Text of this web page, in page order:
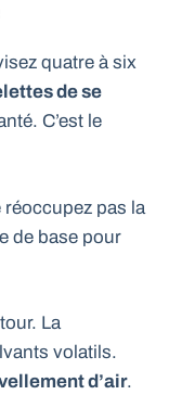
quatre à six
de se
C’est le
réoccupez pas la
de base pour
La
volatils.
d’air.